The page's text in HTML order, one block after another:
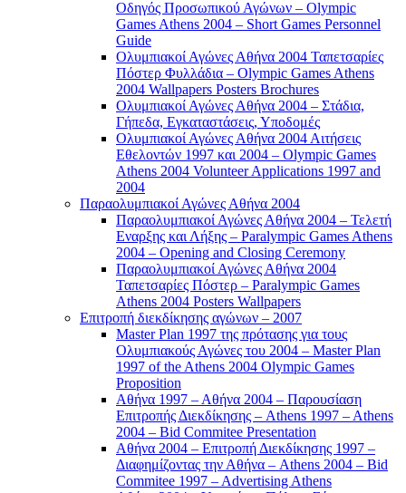
Οδηγός Προσωπικού Αγώνων – Olympic
Games Athens 2004 – Short Games Personnel
Guide
Ολυμπιακοί Αγώνες Αθήνα 2004 Ταπετσαρίες
Πόστερ Φυλλάδια – Olympic Games Athens
2004 Wallpapers Posters Brochures
Ολυμπιακοί Αγώνες Αθήνα 2004 – Στάδια,
Γήπεδα, Εγκαταστάσεις, Υποδομές
Ολυμπιακοί Αγώνες Αθήνα 2004 Αιτήσεις
Εθελοντών 1997 και 2004 – Olympic Games
Athens 2004 Volunteer Applications 1997 and
2004
Παραολυμπιακοί Αγώνες Αθήνα 2004
Παραολυμπιακοί Αγώνες Αθήνα 2004 – Τελετή
Εναρξης και Λήξης – Paralympic Games Athens
2004 – Opening and Closing Ceremony
Παραολυμπιακοί Αγώνες Αθήνα 2004
Ταπετσαρίες Πόστερ – Paralympic Games
Athens 2004 Posters Wallpapers
Επιτροπή διεκδίκησης αγώνων – 2007
Master Plan 1997 της πρότασης για τους
Ολυμπιακούς Αγώνες του 2004 – Master Plan
1997 of the Athens 2004 Olympic Games
Proposition
Αθήνα 1997 – Αθήνα 2004 – Παρουσίαση
Επιτροπής Διεκδίκησης – Athens 1997 – Athens
2004 – Bid Commitee Presentation
Αθήνα 2004 – Επιτροπή Διεκδίκησης 1997 –
Διαφημίζοντας την Αθήνα – Athens 2004 – Bid
Commitee 1997 – Advertising Athens